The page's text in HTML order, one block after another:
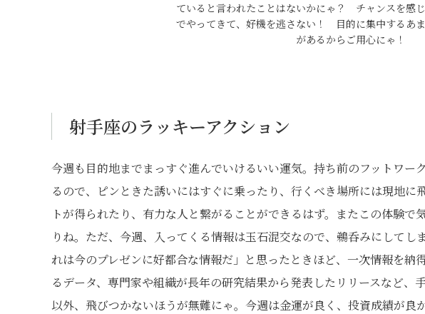
ていると言われたことはないかにゃ？ チャンスを感
でやってきて、好機を逃さない！ 目的に集中するあ
があるからご用心にゃ！
射手座のラッキーアクション
今週も目的地までまっすぐ進んでいけるいい運気。持ち前のフットワー
るので、ピンときた誘いにはすぐに乗ったり、行くべき場所には現地に
トが得られたり、有力な人と繋がることができるはず。またこの体験
りね。ただ、今週、入ってくる情報は玉石混交なので、鵜呑みにしてし
れは今のプレゼンに好都合な情報だ」と思ったときほど、一次情報を納
るデータ、専門家や組織が長年の研究結果から発表したリリースなど、
以外、飛びつかないほうが無難にゃ。今週は金運が良く、投資成績が良